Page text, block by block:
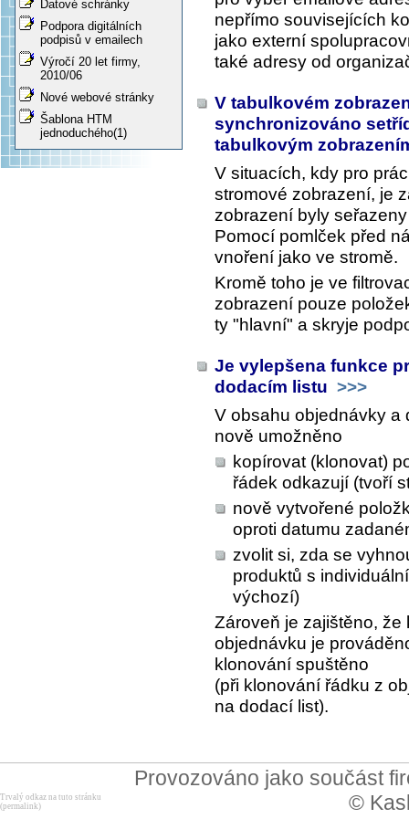
Datové schránky
Podpora digitálních
podpisů v emailech
Výročí 20 let firmy,
2010/06
Nové webové stránky
Šablona HTM
jednoduchého(1)
nepřímo souvisejících
jako externí
také adresy od
V tabulkovém
synchronizováno
tabulkovým
V situacích, kdy pro
stromové zobrazení, je
zobrazení byly
Pomocí pomlček před
vnoření jako ve stromě.
Kromě toho je ve
zobrazení pouze
ty "hlavní" a skryje
Je vylepšena funkce
dodacím listu >>>
V obsahu objednávky a
nově umožněno
kopírovat (klonovat)
řádek odkazují (tvoří
nově vytvořené
oproti datumu
zvolit si, zda se
produktů s
výchozí)
Zároveň je zajištěno,
objednávku je
klonování spuštěno
(při klonování řádku z
na dodací list).
Provozováno jako součást
©
Trvalý odkaz na tuto stránku
(permalink)